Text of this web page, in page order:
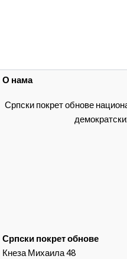
О нама
Српски покрет обнове
Српски покрет обнове
Кнеза Михаила 48